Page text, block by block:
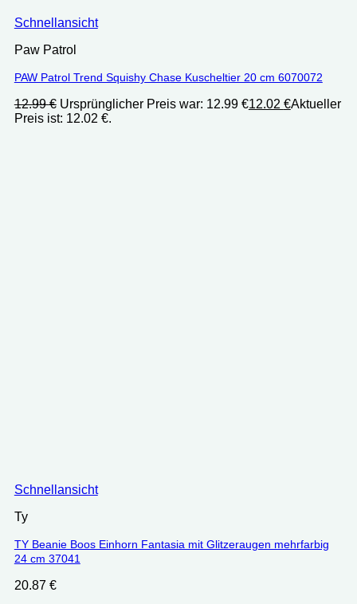
Schnellansicht
Paw Patrol
PAW Patrol Trend Squishy Chase Kuscheltier 20 cm ‎6070072
12.99€ Ursprünglicher Preis war: 12.99 €12.02 €Aktueller
Preis ist: 12.02 €.
Schnellansicht
Ty
TY Beanie Boos Einhorn Fantasia mit Glitzeraugen mehrfarbig
24 cm 37041
20.87 €